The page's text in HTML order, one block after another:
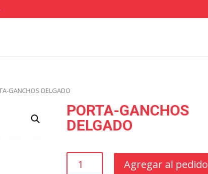
GANCHOS DELGADO
PORTA-GANCHOS
DELGADO
GANCHOS
Agregar al pedido